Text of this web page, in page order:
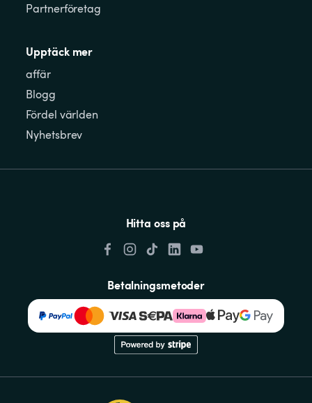
Partnerföretag
Upptäck mer
affär
Blogg
Fördel världen
Nyhetsbrev
Hitta oss på
Betalningsmetoder